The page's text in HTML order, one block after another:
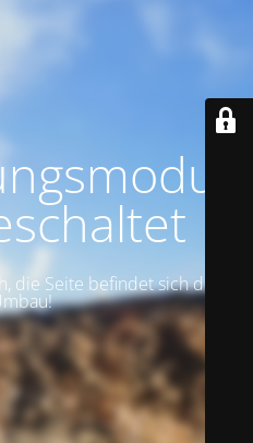
die Seite befindet sich derzeit